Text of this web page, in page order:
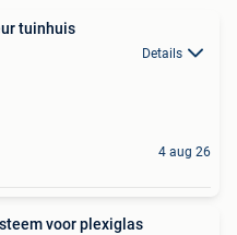
tuinhuis
Details
4 aug 26
voor plexiglas